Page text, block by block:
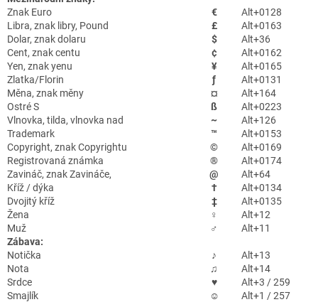
Znak Euro
€
Alt+0128
Libra, znak libry, Pound
£
Alt+0163
Dolar, znak dolaru
$
Alt+36
Cent, znak centu
¢
Alt+0162
Yen, znak yenu
¥
Alt+0165
Zlatka/Florin
ƒ
Alt+0131
Měna, znak měny
¤
Alt+164
Ostré S
ß
Alt+0223
Vlnovka, tilda, vlnovka nad
~
Alt+126
Trademark
™
Alt+0153
Copyright, znak Copyrightu
©
Alt+0169
Registrovaná známka
®
Alt+0174
Zavináč, znak Zavináče,
@
Alt+64
Kříž / dýka
†
Alt+0134
Dvojitý kříž
‡
Alt+0135
Žena
♀
Alt+12
Muž
♂
Alt+11
Zábava:
Notička
♪
Alt+13
Nota
♫
Alt+14
Srdce
♥
Alt+3 / 259
Smajlík
☺
Alt+1 / 257